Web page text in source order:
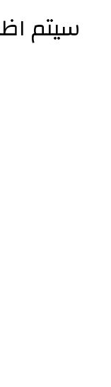
سيتم